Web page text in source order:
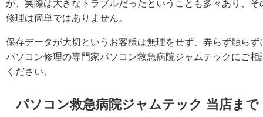
が、実際は大きなトラブルだったということも多々あり、そ
修理は簡単ではありません。
保存データが大切というお客様は無理をせず、弄らず触らず
パソコン修理の専門家パソコン救急病院ジャムテックにご相
ください。
パソコン救急病院ジャムテック 当店まで